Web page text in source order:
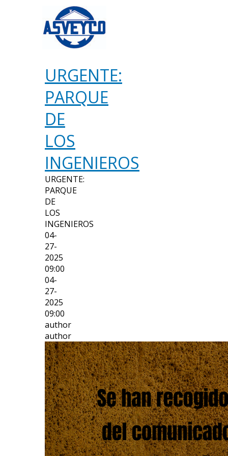
URGENTE:
PARQUE
DE
LOS
INGENIEROS
URGENTE:
PARQUE
DE
LOS
INGENIEROS
04-
27-
2025
09:00
04-
27-
2025
09:00
author
author